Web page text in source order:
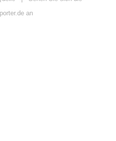
an